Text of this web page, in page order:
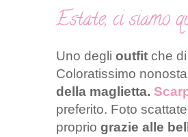
Estate, ci siamo
Uno degli outfit che
Coloratissimo
della maglietta.
preferito. Foto
proprio grazie alle